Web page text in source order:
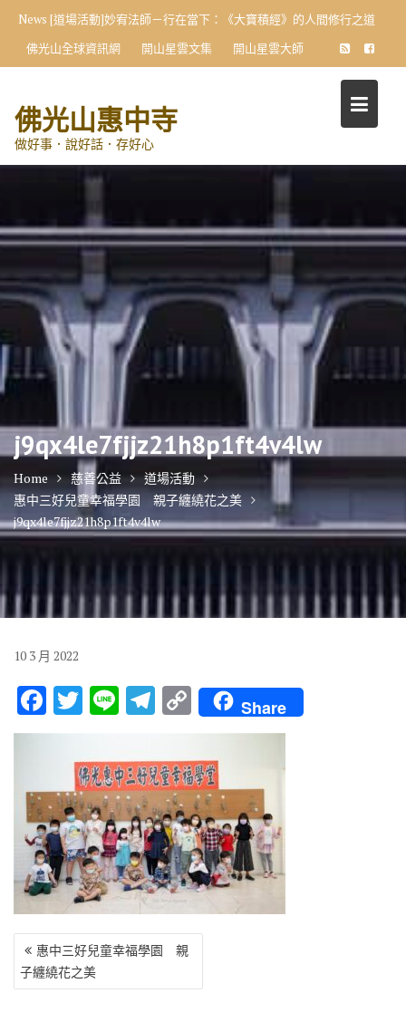
content
News [道場活動]妙宥法師－行在當下：《大寶積經》的人間修行之道
佛光山全球資訊網
開山星雲文集 開山星雲大師
佛光山惠中寺
做好事．說好話．存好心
j9qx4le7fjjz21h8p1ft4v4lw
Home 慈善公益
道場活動
惠中三好兒童幸福學園 親子纏繞花之美
j9qx4le7fjjz21h8p1ft4v4lw
10 3 月 2022
F
ac
b
o
o
k
T
it
te
r
Li
e
T
e
gr
a
m
C
o
p
y
Li
n
k
Share
文
章
導
惠中三好兒童幸福學園 親
子纏繞花之美